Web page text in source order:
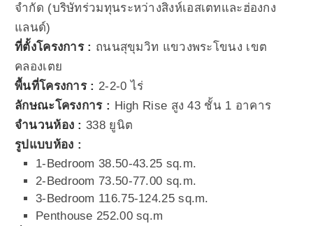
จำกัด (บริษัทร่วมทุนระหว่างสิงห์เอสเตทและฮ่องกง
แลนด์)
ที่ตั้งโครงการ : ถนนสุขุมวิท แขวงพระโขนง เขต
คลองเตย
พื้นที่โครงการ : 2-2-0 ไร่
ลักษณะโครงการ : High Rise สูง 43 ชั้น 1 อาคาร
จำนวนห้อง : 338 ยูนิต
รูปแบบห้อง :
1-Bedroom 38.50-43.25 sq.m.
2-Bedroom 73.50-77.00 sq.m.
3-Bedroom 116.75-124.25 sq.m.
Penthouse 252.00 sq.m